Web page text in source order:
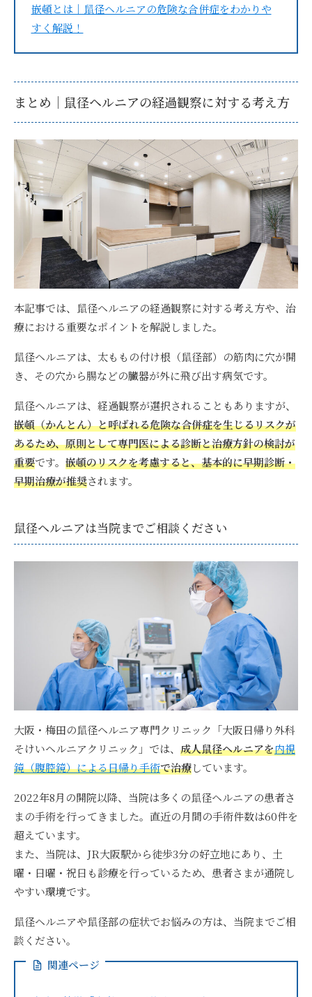
嵌頓とは｜鼠径ヘルニアの危険な合併症をわかりや
すく解説！
まとめ｜鼠径ヘルニアの経過観察に対する考え方
本記事では、鼠径ヘルニアの経過観察に対する考え方や、治
療における重要なポイントを解説しました。
鼠径ヘルニアは、太ももの付け根（鼠径部）の筋肉に穴が開
き、その穴から腸などの臓器が外に飛び出す病気です。
鼠径ヘルニアは、経過観察が選択されることもありますが、
嵌頓（かんとん）と呼ばれる危険な合併症を生じるリスクが
あるため、原則として専門医による診断と治療方針の検討が
重要です。 嵌頓のリスクを考慮すると、基本的に早期診断・
早期治療が推奨されます。
鼠径ヘルニアは当院までご相談ください
大阪・梅田の鼠径ヘルニア専門クリニック「大阪日帰り外科
そけいヘルニアクリニック」では、 成人鼠径ヘルニアを内視
鏡（腹腔鏡）による日帰り手術で治療しています。
2022年8月の開院以降、当院は多くの鼠径ヘルニアの患者さ
まの手術を行ってきました。直近の月間の手術件数は60件を
超えています。
また、当院は、JR大阪駅から徒歩3分の好立地にあり、土
曜・日曜・祝日も診療を行っているため、患者さまが通院し
やすい環境です。
鼠径ヘルニアや鼠径部の症状でお悩みの方は、当院までご相
談ください。
関連ページ